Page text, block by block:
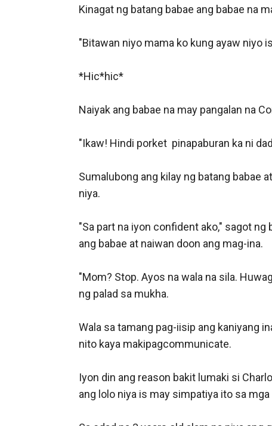
Kinagat ng batang babae ang babae na
"Bitawan niyo mama ko kung ayaw niyo
*Hic*hic*
Naiyak ang babae na may pangalan na
"Ikaw! Hindi porket  pinapaburan ka ni
Sumalubong ang kilay ng batang babae
niya.
"Sa part na iyon confident ako," sagot ng
ang babae at naiwan doon ang mag-ina.
"Mom? Stop. Ayos na wala na sila.
ng palad sa mukha.
Wala sa tamang pag-iisip ang kaniyang
nito kaya makipagcommunicate.
Iyon din ang reason bakit lumaki si
ang lolo niya is may simpatiya ito sa mga